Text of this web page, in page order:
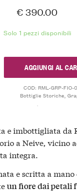
€ 390.00
Solo 1 pezzi disponibili
AGGIUNGI AL
COD: RML-GRP-FIO-0
Bottiglie Storiche,
e imbottigliata da
a Neive, vicino
integra.
e scritta a mano
un fiore dai petali